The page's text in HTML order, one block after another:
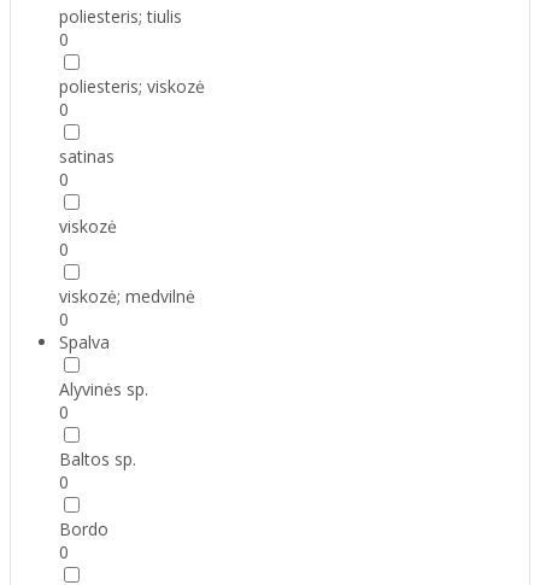
poliesteris; tiulis
0
poliesteris; viskozė
0
satinas
0
viskozė
0
viskozė; medvilnė
0
Spalva
Alyvinės sp.
0
Baltos sp.
0
Bordo
0